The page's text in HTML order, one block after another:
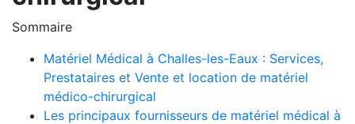
Sommaire
Matériel Médical à Challes-les-Eaux : Services,
Prestataires et Vente et location de matériel
médico-chirurgical
Les principaux fournisseurs de matériel médical à